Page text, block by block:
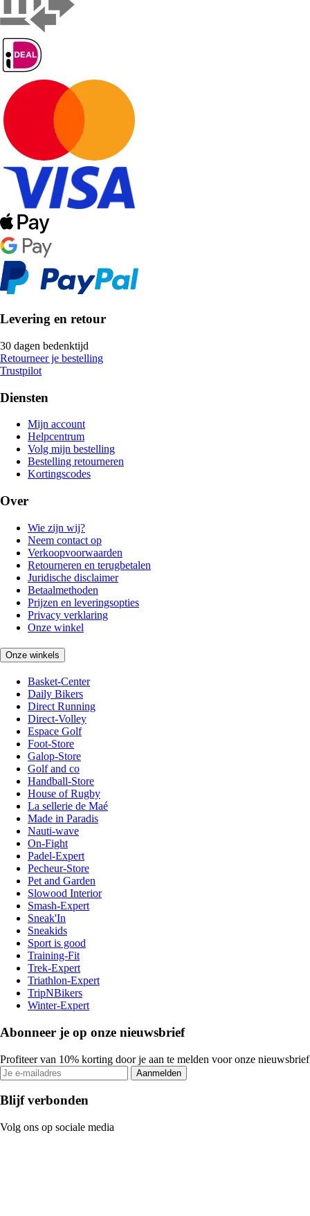
Levering en retour
30 dagen bedenktijd
Retourneer je bestelling
Trustpilot
Diensten
Mijn account
Helpcentrum
Volg mijn bestelling
Bestelling retourneren
Kortingscodes
Over
Wie zijn wij?
Neem contact op
Verkoopvoorwaarden
Retourneren en terugbetalen
Juridische disclaimer
Betaalmethoden
Prijzen en leveringsopties
Privacy verklaring
Onze winkel
Onze winkels
Basket-Center
Daily Bikers
Direct Running
Direct-Volley
Espace Golf
Foot-Store
Galop-Store
Golf and co
Handball-Store
House of Rugby
La sellerie de Maé
Made in Paradis
Nauti-wave
On-Fight
Padel-Expert
Pecheur-Store
Pet and Garden
Slowood Interior
Smash-Expert
Sneak'In
Sneakids
Sport is good
Training-Fit
Trek-Expert
Triathlon-Expert
TripNBikers
Winter-Expert
Abonneer je op onze nieuwsbrief
Profiteer van 10% korting door je aan te melden voor onze nieuwsbrief
Aanmelden
Blijf verbonden
Volg ons op sociale media